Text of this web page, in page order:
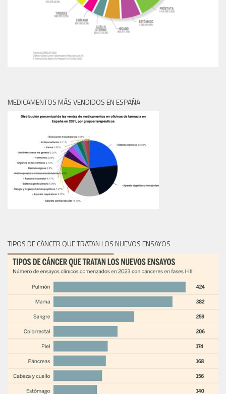
MEDICAMENTOS MÁS VENDIDOS EN ESPAÑA
TIPOS DE CÁNCER QUE TRATAN LOS NUEVOS ENSAYOS